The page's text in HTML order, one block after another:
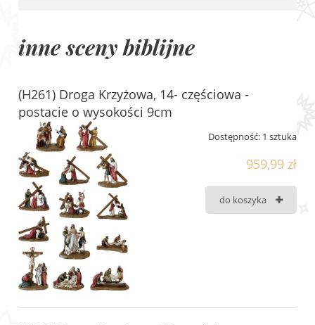
inne sceny biblijne
(H261) Droga Krzyżowa, 14- częściowa -
postacie o wysokości 9cm
Dostępność: 1 sztuka
959,99 zł
do koszyka